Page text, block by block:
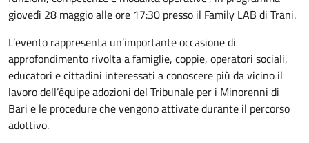
giovedì 28 maggio alle ore 17:30 presso il Family LAB di Trani.
L’evento rappresenta un’importante occasione di
approfondimento rivolta a famiglie, coppie, operatori sociali,
educatori e cittadini interessati a conoscere più da vicino il
lavoro dell’équipe adozioni del Tribunale per i Minorenni di
Bari e le procedure che vengono attivate durante il percorso
adottivo.